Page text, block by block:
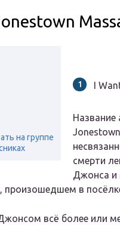
на группе
I
Название
смерти
Джонса и
в
всё более или